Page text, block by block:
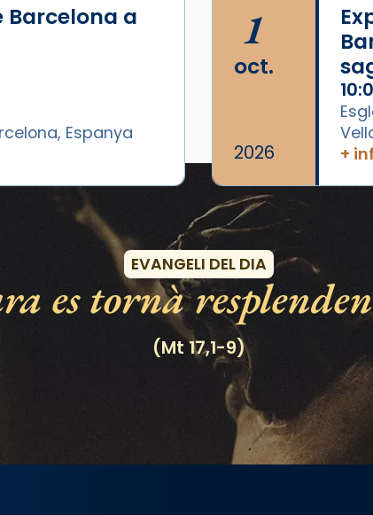
Barcelona a
Espanya
1
oct.
2026
+
Esdeveniments
EVANGELI DEL DIA
es tornà
(Mt 17,1-9)